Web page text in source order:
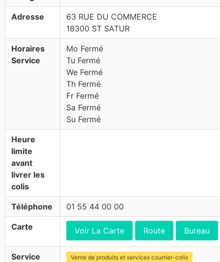
Adresse
63 RUE DU COMMERCE
18300 ST SATUR
Horaires
Service
Mo Fermé
Tu Fermé
We Fermé
Th Fermé
Fr Fermé
Sa Fermé
Su Fermé
Heure
limite
avant
livrer les
colis
Téléphone 01 55 44 00 00
Carte Voir La Carte Route Bureau
Service
Vente de produits et services courrier-colis